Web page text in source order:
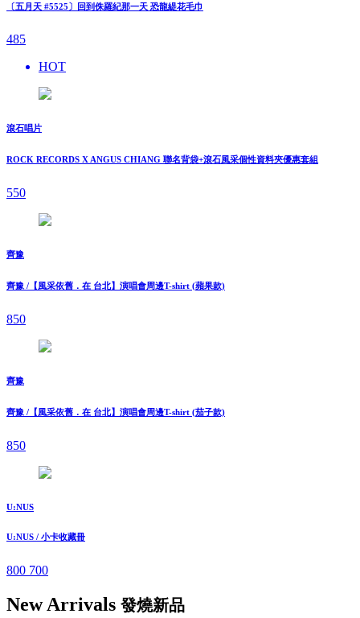
〔五月天 #5525〕回到侏羅紀那一天 恐龍緹花毛巾
485
HOT
滾石唱片
ROCK RECORDS X ANGUS CHIANG 聯名背袋+滾石風采個性資料夾優惠套組
550
齊豫
齊豫 /【風采依舊．在 台北】演唱會周邊T-shirt (蘋果款)
850
齊豫
齊豫 /【風采依舊．在 台北】演唱會周邊T-shirt (茄子款)
850
U:NUS
U:NUS / 小卡收藏冊
800 700
New Arrivals 發燒新品